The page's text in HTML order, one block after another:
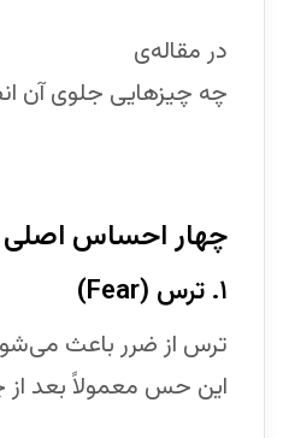
در مقاله‌ی
چه چیزهایی جلوی آن
چهار احساس
۱. ترس (Fear)
ترس از ضرر باعث
این حس معمولاً بعد